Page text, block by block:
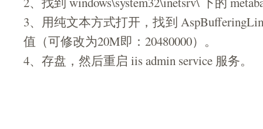
3、用纯文本方式打开，找到
值（可修改为20M即：20480000）。
4、存盘，然后重启 iis admin service 服务。